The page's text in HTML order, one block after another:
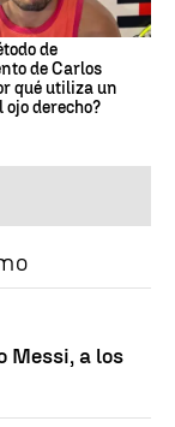
de
de Carlos
qué utiliza un
ojo derecho?
Messi, a los